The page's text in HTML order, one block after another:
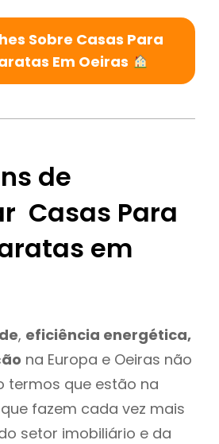
Sobre Casas Para
Em Oeiras
de
Casas Para
em
, eficiência energética,
na Europa e Oeiras não
termos que estão na
fazem cada vez mais
setor imobiliário e da